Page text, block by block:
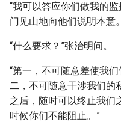
“我可以答应你们做我的
门见山地向他们说明本意。
“什么要求？”张治明问。
“第一，不可随意差使我
二，不可随意干涉我们的
之后，随时可以终止我们
时候你们不能阻止。”